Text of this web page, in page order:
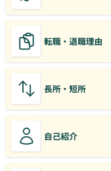
転職・退職理由
長所・短所
自己紹介